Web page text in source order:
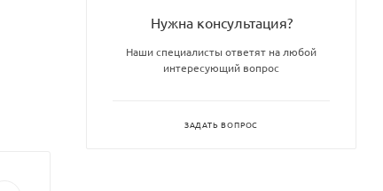
Нужна консультация?
Наши специалисты ответят на любой
интересующий вопрос
ЗАДАТЬ ВОПРОС